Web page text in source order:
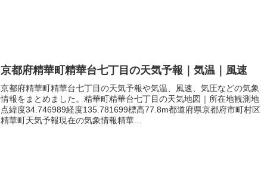
京都府精華町精華台七丁目の天気予報｜気温｜風速
京都府精華町精華台七丁目の天気予報や気温、風速、気圧などの気象
情報をまとめました。精華町精華台七丁目の天気地図｜所在地観測地
点緯度34.746989経度135.781699標高77.8m都道府県京都府市町村区
精華町天気予報現在の気象情報精華...